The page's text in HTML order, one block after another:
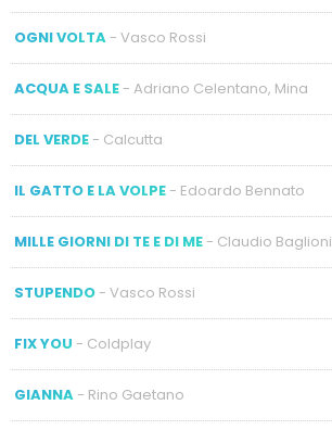
OGNI VOLTA- Vasco Rossi
ACQUA E SALE- Adriano Celentano, Mina
DEL VERDE- Calcutta
IL GATTO E LA VOLPE- Edoardo Bennato
MILLE GIORNI DI TE E DI ME- Claudio Baglioni
STUPENDO- Vasco Rossi
FIX YOU - Coldplay
GIANNA- Rino Gaetano